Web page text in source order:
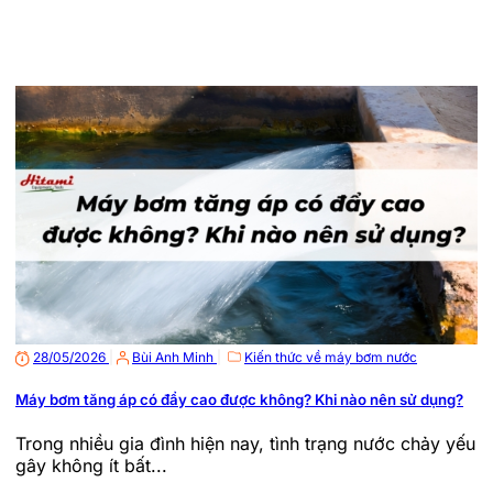
28/05/2026 Bùi Anh Minh Kiến thức về máy bơm nước
Máy bơm tăng áp có đẩy cao được không? Khi nào nên sử dụng?
Trong nhiều gia đình hiện nay, tình trạng nước chảy yếu
gây không ít bất...